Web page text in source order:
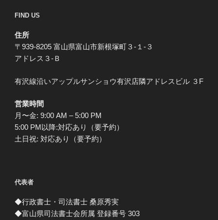
FIND US
住所
〒939-8205 富山県富山市新根塚町３-１-３
アドレス３-Ｂ
有沢線沿いアップルサンショウ有沢店隣アドレスビル ３F
営業時間
月〜金: 9:00 AM – 5:00 PM
5:00 PM以降:対応あり（要予約）
土日祝: 対応あり（要予約）
代表者
◆行政書士・司法書士 桑原秀実
◆富山県司法書士会所属 登録番号 303